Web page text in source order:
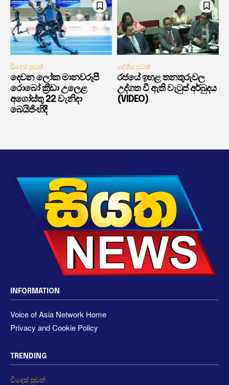
විදෙස් පුවත්
දෙවන ලෝක මානවරූපී
රොබෝ ක්‍රීඩා උලෙළ
අගෝස්තු 22 වැනිදා
බෙයිජිංහිදී
දේශීය පුවත්
රජයේ ඉහළ තනතුරුවල
උද්ගත වී ඇති වැටුප් අර්බුදය
(VIDEO)
INFORMATION
Voice of Asia Network Home
Privacy and Cookie Policy
TRENDING
විදෙස් පුවත්